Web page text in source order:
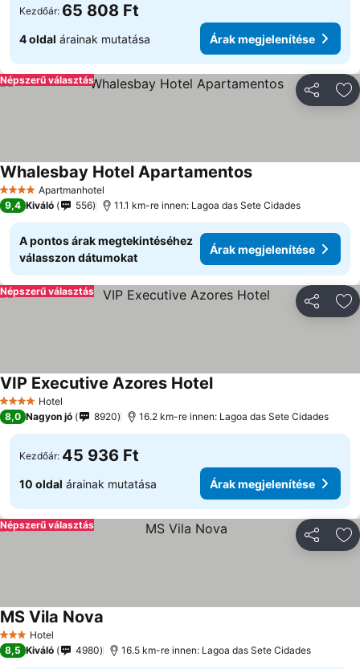
Kezdőár: 65 808 Ft
4 oldal árainak mutatása Árak megjelenítése
Népszerű választás
4 KategóriaApartmanhotel
Whalesbay Hotel Apartamentos
9,4 Kiváló 556 11.1 km-re innen: Lagoa das Sete Cidades
A pontos árak megtekintéséhez
válasszon dátumokat
Árak megjelenítése
Népszerű választás
4 KategóriaHotel
VIP Executive Azores Hotel
8,0 Nagyon jó 8920 16.2 km-re innen: Lagoa das Sete Cidades
Kezdőár: 45 936 Ft
10 oldal árainak mutatása Árak megjelenítése
Népszerű választás
3 Kategória
Hotel
MS Vila Nova
8,5 Kiváló 4980 16.5 km-re innen: Lagoa das Sete Cidades